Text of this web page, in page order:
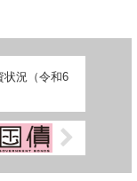
状況（令和6